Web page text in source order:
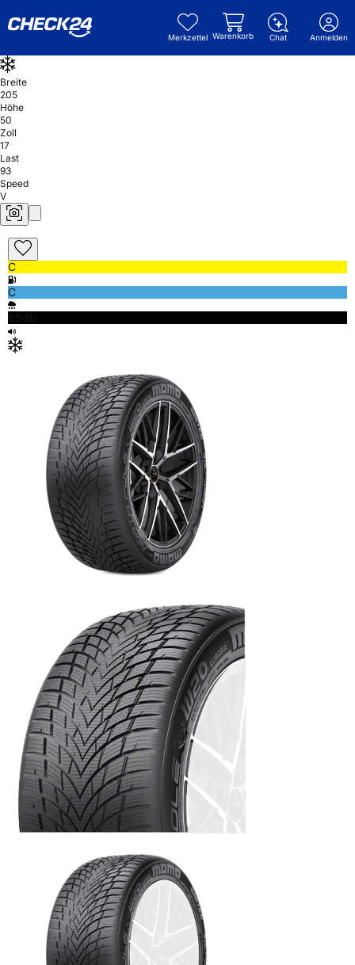
Merkzettel Warenkorb Chat Anmelden
Breite
205
Höhe
50
Zoll
17
Last
93
Speed
V
C
C
69db